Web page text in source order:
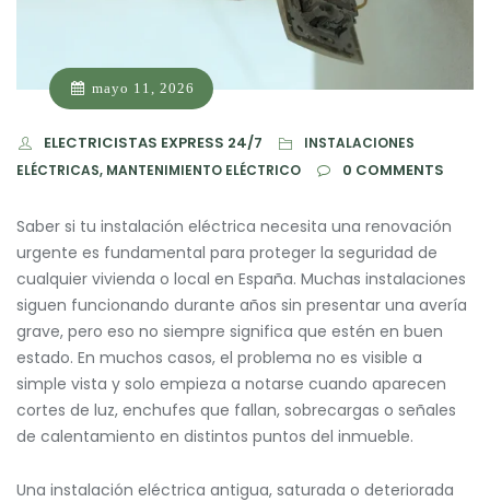
mayo 11, 2026
ELECTRICISTAS EXPRESS 24/7
INSTALACIONES
ELÉCTRICAS, MANTENIMIENTO ELÉCTRICO
0 COMMENTS
Saber si tu instalación eléctrica necesita una renovación
urgente es fundamental para proteger la seguridad de
cualquier vivienda o local en España. Muchas instalaciones
siguen funcionando durante años sin presentar una avería
grave, pero eso no siempre significa que estén en buen
estado. En muchos casos, el problema no es visible a
simple vista y solo empieza a notarse cuando aparecen
cortes de luz, enchufes que fallan, sobrecargas o señales
de calentamiento en distintos puntos del inmueble.
Una instalación eléctrica antigua, saturada o deteriorada